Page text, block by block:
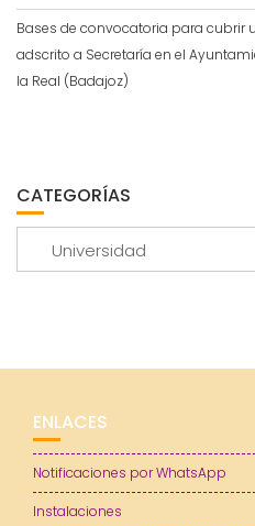
Bases de convocatoria para cubrir
adscrito a Secretaría en el
la Real (Badajoz)
CATEGORÍAS
ENLACES
Notificaciones por WhatsApp
Instalaciones